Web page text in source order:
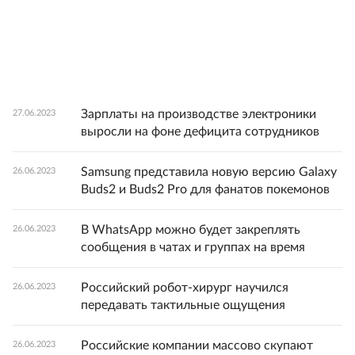
27.06.2023
Зарплаты на производстве электроники
выросли на фоне дефицита сотрудников
26.06.2023
Samsung представила новую версию Galaxy
Buds2 и Buds2 Pro для фанатов покемонов
26.06.2023
В WhatsApp можно будет закреплять
сообщения в чатах и группах на время
26.06.2023
Российский робот-хирург научился
передавать тактильные ощущения
26.06.2023
Российские компании массово скупают